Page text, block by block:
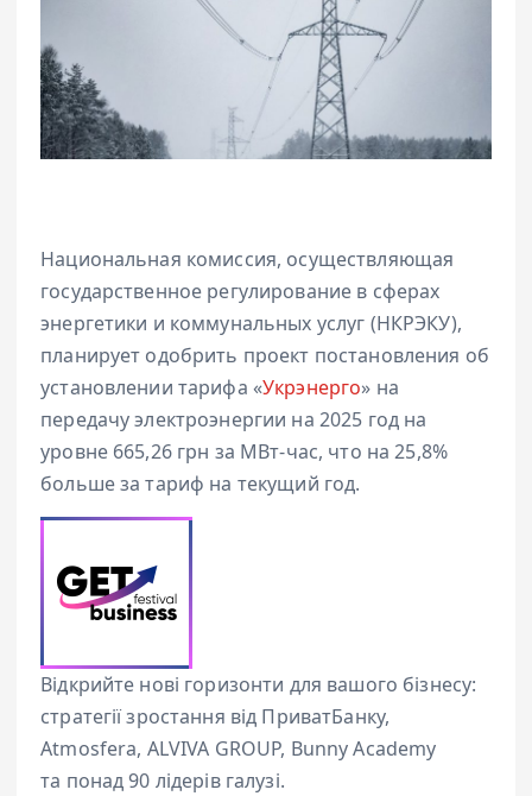
Национальная комиссия, осуществляющая
государственное регулирование в сферах
энергетики и коммунальных услуг (НКРЭКУ),
планирует одобрить проект постановления об
установлении тарифа «Укрэнерго» на
передачу электроэнергии на 2025 год на
уровне 665,26 грн за МВт-час, что на 25,8%
больше за тариф на текущий год.
Відкрийте нові горизонти для вашого бізнесу:
стратегії зростання від ПриватБанку,
Atmosfera, ALVIVA GROUP, Bunny Academy
та понад 90 лідерів галузі.